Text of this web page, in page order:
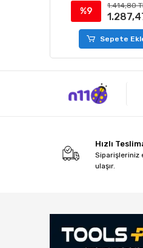
%9
1.414,80
Sepete
Hızlı
Siparişleriniz
ulaşır.